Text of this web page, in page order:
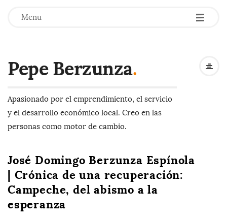
Menu -
-
-
Pepe Berzunza.
Apasionado por el emprendimiento, el servicio
y el desarrollo económico local. Creo en las
personas como motor de cambio.
José Domingo Berzunza Espínola
| Crónica de una recuperación:
Campeche, del abismo a la
esperanza